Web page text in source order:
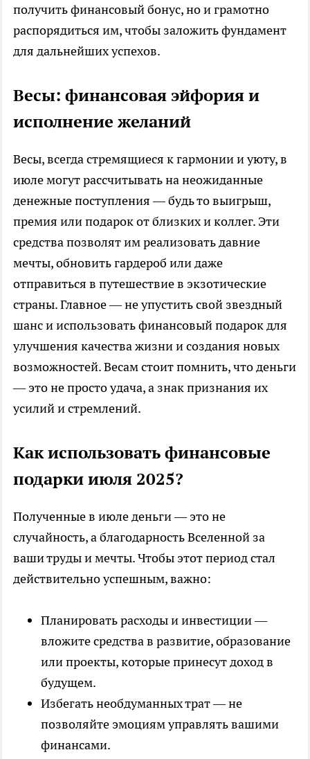
получить финансовый бонус, но и грамотно
распорядиться им, чтобы заложить фундамент
для дальнейших успехов.
Весы: финансовая эйфория и
исполнение желаний
Весы, всегда стремящиеся к гармонии и уюту, в
июле могут рассчитывать на неожиданные
денежные поступления — будь то выигрыш,
премия или подарок от близких и коллег. Эти
средства позволят им реализовать давние
мечты, обновить гардероб или даже
отправиться в путешествие в экзотические
страны. Главное — не упустить свой звездный
шанс и использовать финансовый подарок для
улучшения качества жизни и создания новых
возможностей. Весам стоит помнить, что деньги
— это не просто удача, а знак признания их
усилий и стремлений.
Как использовать финансовые
подарки июля 2025?
Полученные в июле деньги — это не
случайность, а благодарность Вселенной за
ваши труды и мечты. Чтобы этот период стал
действительно успешным, важно:
Планировать расходы и инвестиции —
вложите средства в развитие, образование
или проекты, которые принесут доход в
будущем.
Избегать необдуманных трат — не
позволяйте эмоциям управлять вашими
финансами.